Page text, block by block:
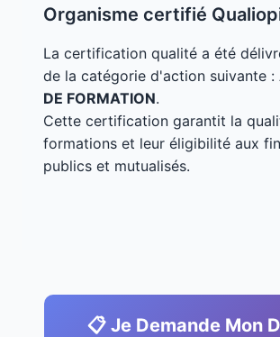
Organisme certifié
La certification qualité a été
de la catégorie d'action suivante :
DE FORMATION.
Cette certification garantit la
formations et leur éligibilité aux
publics et mutualisés.
📋 Je Demande Mon